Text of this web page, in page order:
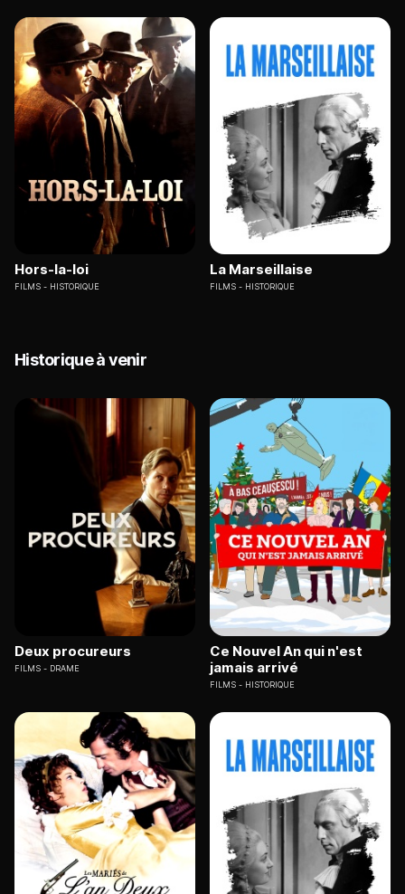
Hors-la-loi
FILMS HISTORIQUE
La Marseillaise
FILMS HISTORIQUE
Historique à venir
Deux procureurs
FILMS DRAME
Ce Nouvel An qui n'est
jamais arrivé
FILMS HISTORIQUE